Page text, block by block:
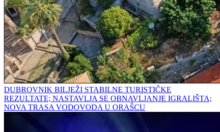
DUBROVNIK BILJEŽI STABILNE TURISTIČKE
REZULTATE; NASTAVLJA SE OBNAVLJANJE IGRALIŠTA;
NOVA TRASA VODOVODA U ORAŠCU